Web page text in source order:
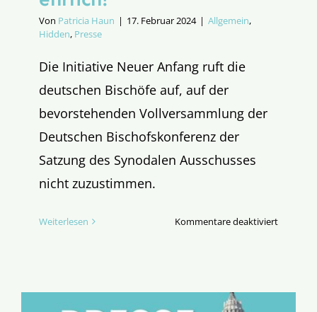
Von Patricia Haun | 17. Februar 2024 | Allgemein,
Hidden, Presse
Die Initiative Neuer Anfang ruft die
deutschen Bischöfe auf, auf der
bevorstehenden Vollversammlung der
Deutschen Bischofskonferenz der
Satzung des Synodalen Ausschusses
nicht zuzustimmen.
Weiterlesen Kommentare deaktiviertfür